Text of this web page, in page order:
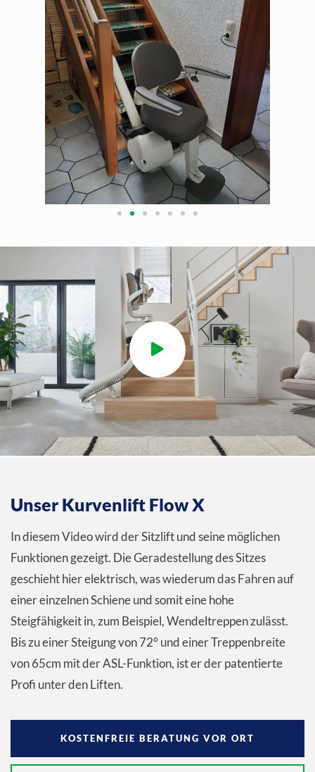
Unser Kurvenlift Flow X
In diesem Video wird der Sitzlift und seine möglichen
Funktionen gezeigt. Die Geradestellung des Sitzes
geschieht hier elektrisch, was wiederum das Fahren auf
einer einzelnen Schiene und somit eine hohe
Steigfähigkeit in, zum Beispiel, Wendeltreppen zulässt.
Bis zu einer Steigung von 72° und einer Treppenbreite
von 65cm mit der ASL-Funktion, ist er der patentierte
Profi unter den Liften.
KOSTENFREIE BERATUNG VOR ORT